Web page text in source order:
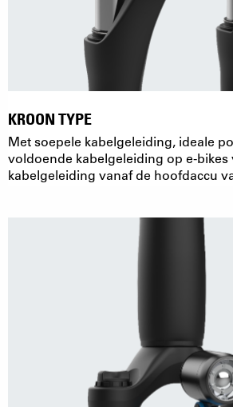
KROON TYPE
Met soepele kabelgeleiding, ideale
voldoende kabelgeleiding op e-bikes
kabelgeleiding vanaf de hoofdaccu